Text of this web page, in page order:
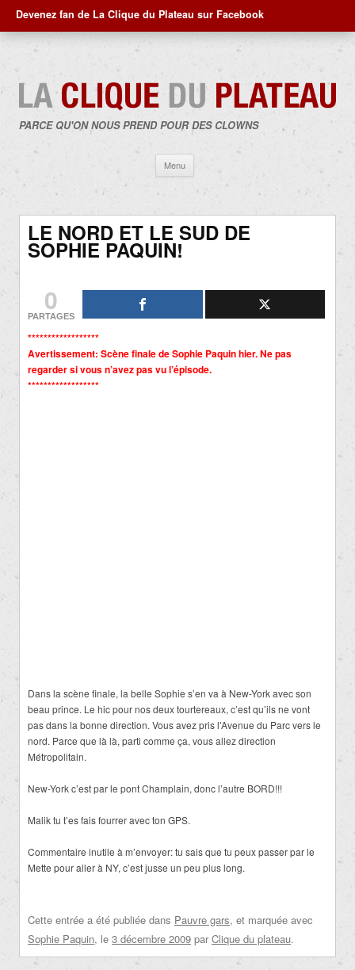
Devenez fan de La Clique du Plateau sur Facebook
PARCE QU'ON NOUS PREND POUR DES CLOWNS
Menu
contenu
LE NORD ET LE SUD DE
SOPHIE PAQUIN!
0
PARTAGES
******************
Avertissement: Scène finale de Sophie Paquin hier. Ne pas
regarder si vous n’avez pas vu l’épisode.
******************
Dans la scène finale, la belle Sophie s’en va à New-York avec son
beau prince. Le hic pour nos deux tourtereaux, c’est qu’ils ne vont
pas dans la bonne direction. Vous avez pris l’Avenue du Parc vers le
nord. Parce que là là, parti comme ça, vous allez direction
Métropolitain.
New-York c’est par le pont Champlain, donc l’autre BORD!!!
Malik tu t’es fais fourrer avec ton GPS.
Commentaire inutile à m’envoyer: tu sais que tu peux passer par le
Mette pour aller à NY, c’est jusse un peu plus long.
Cette entrée a été publiée dans Pauvre gars, et marquée avec
Sophie Paquin, le 3 décembre 2009 par Clique du plateau.